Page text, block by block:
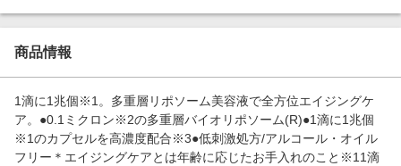
ペット・花・DIY・車
金融・マネー・保険
デジタルコンテンツ
ビジネス・その他サービス
50万ポイント山分けキャンペーン
とことん買い物チャレンジ
Apple公式サイト×楽天カード分割払い
Samsung ボーナスキャンペーン
週末の高還元 夏の長期版
商品情報
1滴に1兆個※1。多重層リポソーム美容液で全方位エイジングケ
ア。●0.1ミクロン※2の多重層バイオリポソーム(R)●1滴に1兆個
※1のカプセルを高濃度配合※3●低刺激処方/アルコール・オイル
フリー＊エイジングケアとは年齢に応じたお手入れのこと※11滴